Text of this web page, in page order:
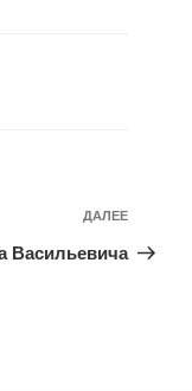
запись
ДАЛЕЕ
Васильевича